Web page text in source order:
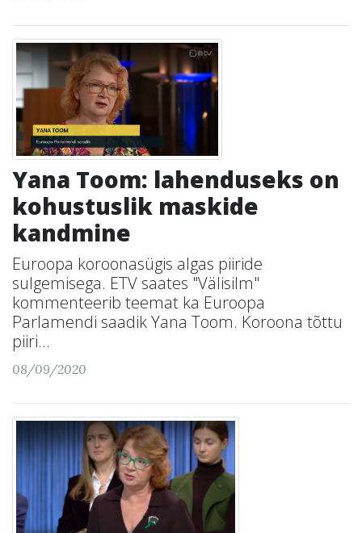
Yana Toom: lahenduseks on
kohustuslik maskide
kandmine
Euroopa koroonasügis algas piiride
sulgemisega. ETV saates "Välisilm"
kommenteerib teemat ka Euroopa
Parlamendi saadik Yana Toom. Koroona tõttu
piiri...
08/09/2020